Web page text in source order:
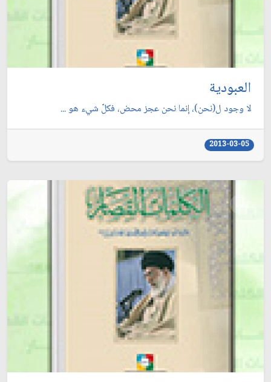
العبودية
لا وجود ل(نحن)، إنما نحن عجز محض، فكلّ شي‏ء هو ...
2013-03-05